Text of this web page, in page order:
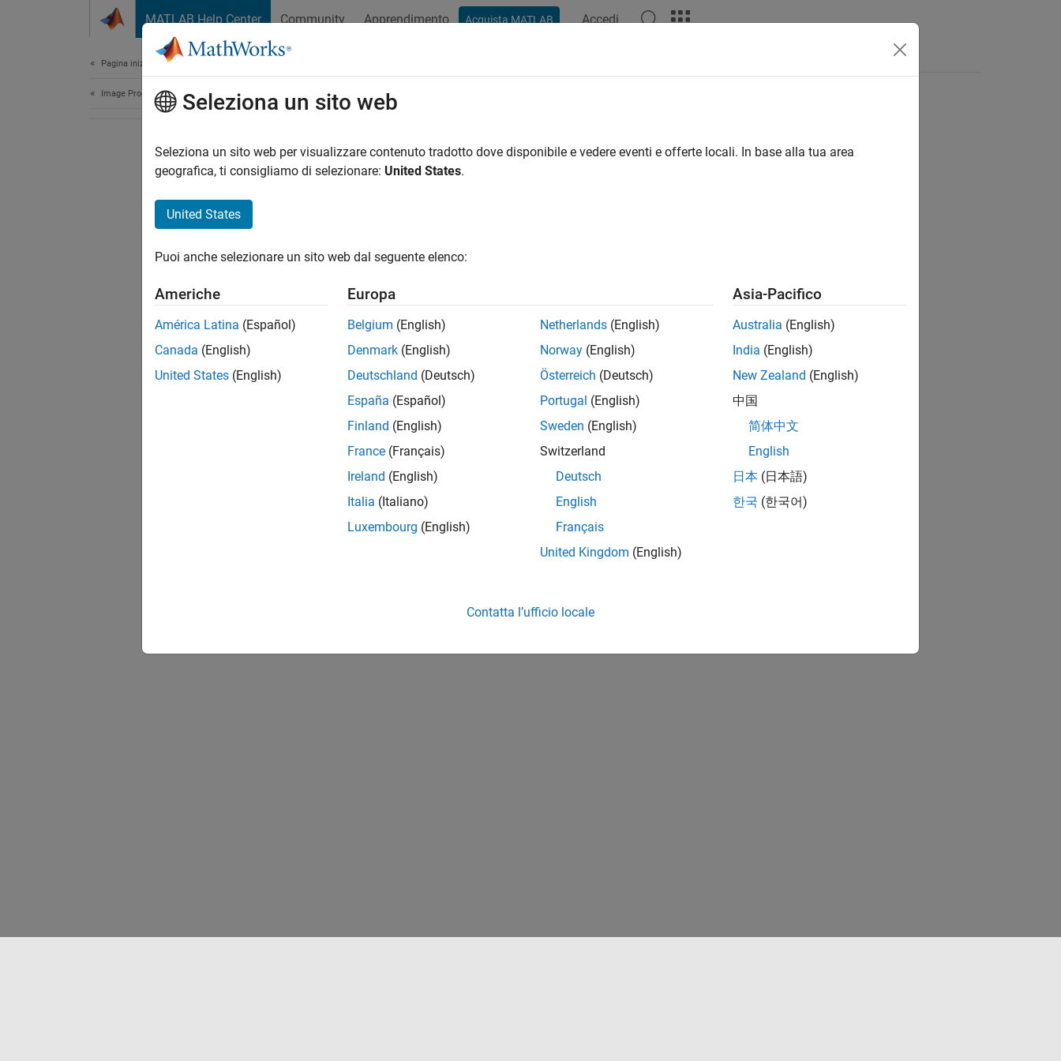
MATLAB Help Center Community Apprendimento Acquista MATLAB Accedi
Pagina iniziale della documentazione
Image Processing and Computer VisionSeleziona un sito web
Seleziona un sito web per visualizzare contenuto tradotto dove disponibile e vedere eventi e offerte locali. In base alla tua area
geografica, ti consigliamo di selezionare: United States.
United States
Puoi anche selezionare un sito web dal seguente elenco:
Americhe
América Latina (Español)
Canada (English)
United States (English)
Europa
Belgium (English)
Denmark (English)
Deutschland (Deutsch)
España (Español)
Finland (English)
France (Français)
Ireland (English)
Italia (Italiano)
Luxembourg (English)
Netherlands (English)
Norway (English)
Österreich (Deutsch)
Portugal (English)
Sweden (English)
Switzerland
Deutsch
English
Français
United Kingdom (English)
Asia-Pacifico
Australia (English)
India (English)
New Zealand (English)
中国
简体中文
English
日本 (日本語)
한국 (한국어)
Contatta l’ufficio locale